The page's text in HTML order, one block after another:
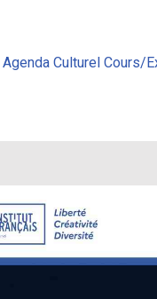
Agenda Culturel Cours/